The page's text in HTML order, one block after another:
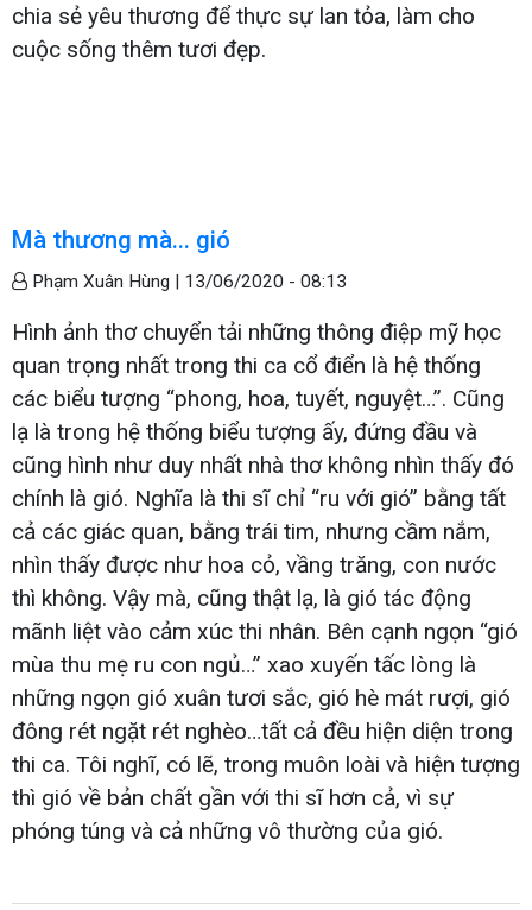
chia sẻ yêu thương để thực sự lan tỏa, làm cho
cuộc sống thêm tươi đẹp.
Mà thương mà... gió
Phạm Xuân Hùng | 13/06/2020 - 08:13
Hình ảnh thơ chuyển tải những thông điệp mỹ học
quan trọng nhất trong thi ca cổ điển là hệ thống
các biểu tượng “phong, hoa, tuyết, nguyệt…”. Cũng
lạ là trong hệ thống biểu tượng ấy, đứng đầu và
cũng hình như duy nhất nhà thơ không nhìn thấy đó
chính là gió. Nghĩa là thi sĩ chỉ “ru với gió” bằng tất
cả các giác quan, bằng trái tim, nhưng cầm nắm,
nhìn thấy được như hoa cỏ, vầng trăng, con nước
thì không. Vậy mà, cũng thật lạ, là gió tác động
mãnh liệt vào cảm xúc thi nhân. Bên cạnh ngọn “gió
mùa thu mẹ ru con ngủ…” xao xuyến tấc lòng là
những ngọn gió xuân tươi sắc, gió hè mát rượi, gió
đông rét ngặt rét nghèo…tất cả đều hiện diện trong
thi ca. Tôi nghĩ, có lẽ, trong muôn loài và hiện tượng
thì gió về bản chất gần với thi sĩ hơn cả, vì sự
phóng túng và cả những vô thường của gió.